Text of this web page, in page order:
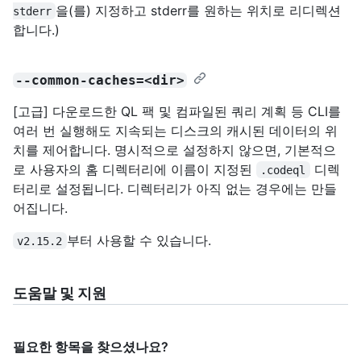
stderr 을(를) 지정하고 stderr를 원하는 위치로 리디렉션
합니다.)
--common-caches=<dir>
[고급] 다운로드한 QL 팩 및 컴파일된 쿼리 계획 등 CLI를
여러 번 실행해도 지속되는 디스크의 캐시된 데이터의 위
치를 제어합니다. 명시적으로 설정하지 않으면, 기본적으
로 사용자의 홈 디렉터리에 이름이 지정된
.codeql
디렉
터리로 설정됩니다. 디렉터리가 아직 없는 경우에는 만들
어집니다.
v2.15.2 부터 사용할 수 있습니다.
도움말 및 지원
필요한 항목을 찾으셨나요?